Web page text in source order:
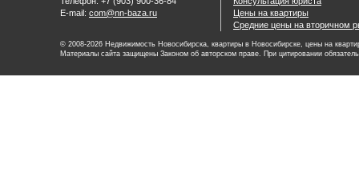
E-mail: com@nn-baza.ru
Цены на квартиры
Средние цены на вторичном
© 2008-2026 Недвижимость Новосибирска, квартиры в Новосибирске, цены на
Материалы сайта защищены Законом об авторском праве. При цитировании